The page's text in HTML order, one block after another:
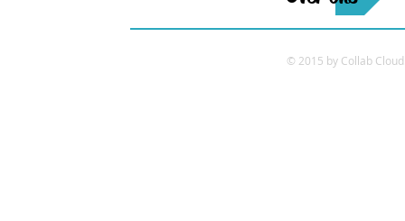
© 2015 by Collab